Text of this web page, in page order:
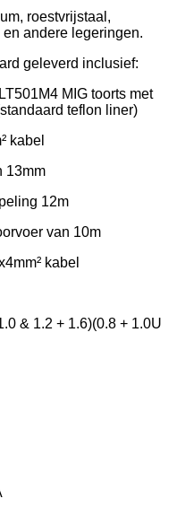
roestvrijstaal,
andere legeringen.
geleverd inclusief:
MIG toorts met
teflon liner)
kabel
13mm
12m
van 10m
kabel
& 1.2 + 1.6)(0.8 + 1.0U